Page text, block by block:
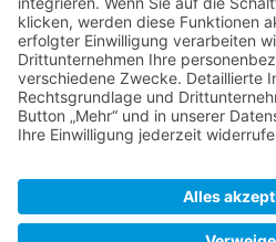
* Alle Preise inkl. gesetzl.
FAQ Händler Login
Newsletter